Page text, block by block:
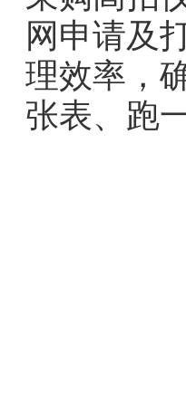
网申请及
理效率，
张表、跑